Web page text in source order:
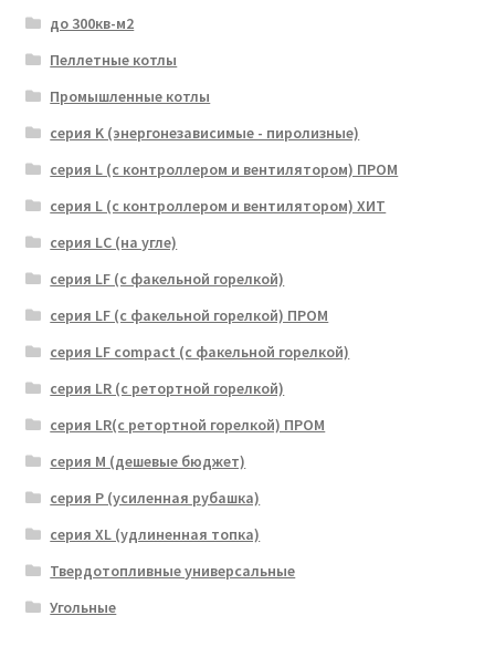
до 300кв-м2
Пеллетные котлы
Промышленные котлы
серия K (энергонезависимые - пиролизные)
серия L (с контроллером и вентилятором) ПРОМ
серия L (с контроллером и вентилятором) ХИТ
серия LC (на угле)
серия LF (с факельной горелкой)
серия LF (с факельной горелкой) ПРОМ
серия LF compact (с факельной горелкой)
серия LR (с ретортной горелкой)
серия LR(с ретортной горелкой) ПРОМ
серия M (дешевые бюджет)
серия P (усиленная рубашка)
серия XL (удлиненная топка)
Твердотопливные универсальные
Угольные